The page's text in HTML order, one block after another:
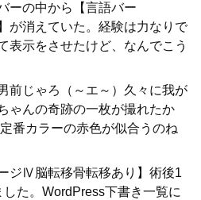
ーの中から【言語バー
が消えていた。経験は力なりで
表示をさせたけど、なんでこう
前じゃろ（～エ～）久々に我が
ゃんの奇跡の一枚が撮れたか
番カラーの赤色が似合うのね
ジⅣ脳転移骨転移あり】術後1
た。WordPress下書き一覧に